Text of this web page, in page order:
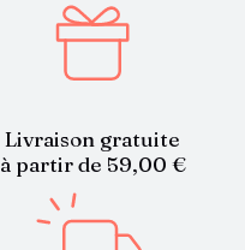
Livraison gratuite
à partir de 59,00 €